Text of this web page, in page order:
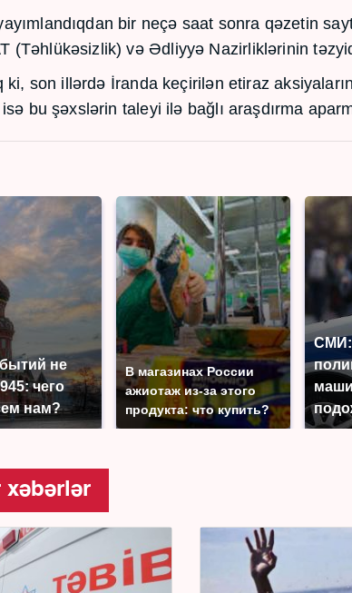
bir neçə saat sonra qəzetin
(Təhlükəsizlik) və Ədliyyə Nazirliklərinin
ki, son illərdə İranda keçirilən etiraz
isə bu şəxslərin taleyi ilə bağlı araşdırma
не
чего
нам?
В магазинах России
ажиотаж из-за этого
продукта: что купить?
СМИ:
xəbərlər